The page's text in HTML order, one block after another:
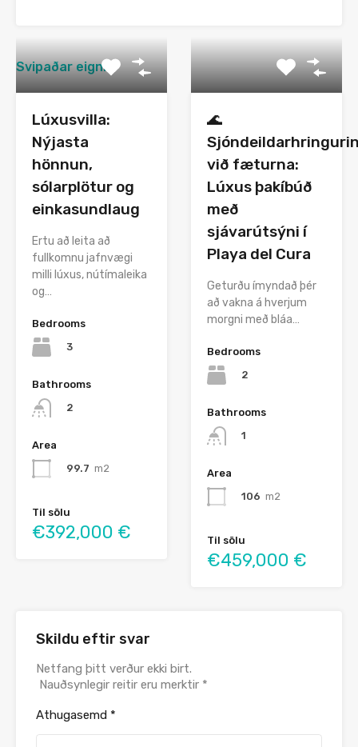
Svipaðar eignir
Lúxusvilla:
Nýjasta
hönnun,
sólarplötur og
einkasundlaug
Ertu að leita að
fullkomnu jafnvægi
milli lúxus, nútímaleika
og…
Bedrooms
3
Bathrooms
2
Area
99.7 m2
Til sölu
€392,000 €
🌊
við fæturna:
Lúxus þakíbúð
með
sjávarútsýni í
Playa del Cura
Geturðu ímyndað þér
að vakna á hverjum
morgni með bláa…
Bedrooms
2
Bathrooms
1
Area
106 m2
Til sölu
€459,000 €
Skildu eftir svar
Netfang þitt verður ekki birt.
Nauðsynlegir reitir eru merktir *
Athugasemd *